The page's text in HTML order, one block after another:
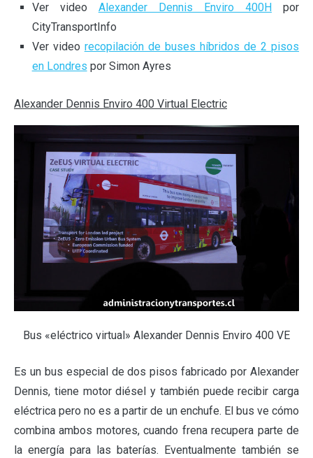
Ver video Alexander Dennis Enviro 400Hpor
CityTransportInfo
Ver video recopilación de buses híbridos de 2 pisos
en Londres por Simon Ayres
Alexander Dennis Enviro 400 Virtual Electric
Bus «eléctrico virtual» Alexander Dennis Enviro 400 VE
Es un bus especial de dos pisos fabricado por Alexander
Dennis, tiene motor diésel y también puede recibir carga
eléctrica pero no es a partir de un enchufe. El bus ve cómo
combina ambos motores, cuando frena recupera parte de
la energía para las baterías. Eventualmente también se